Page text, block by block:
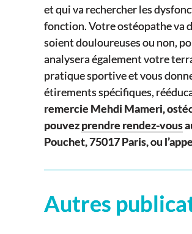
et qui va rechercher les
fonction. Votre ostéopathe va
soient douloureuses ou non,
analysera également votre
pratique sportive et vous
étirements spécifiques,
remercie Mehdi Mameri,
pouvezprendre rendez-vous
Pouchet, 75017 Paris, ou
Autres